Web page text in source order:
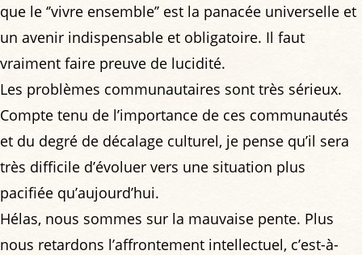
que le ‘’vivre ensemble’’ est la panacée universelle et
un avenir indispensable et obligatoire. Il faut
vraiment faire preuve de lucidité.
Les problèmes communautaires sont très sérieux.
Compte tenu de l’importance de ces communautés
et du degré de décalage culturel, je pense qu’il sera
très difficile d’évoluer vers une situation plus
pacifiée qu’aujourd’hui.
Hélas, nous sommes sur la mauvaise pente. Plus
nous retardons l’affrontement intellectuel, c’est-à-